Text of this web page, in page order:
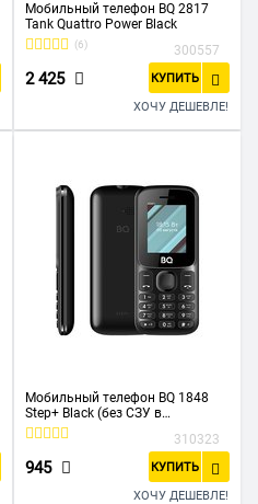
Мобильный телефон BQ 2817
Tank Quattro Power Black
(6) 300557
2 425 КУПИТЬ
ХОЧУ ДЕШЕВЛЕ!
Мобильный телефон BQ 1848
Step+ Black (без СЗУ в
комплекте)
310323
945 КУПИТЬ
ХОЧУ ДЕШЕВЛЕ!